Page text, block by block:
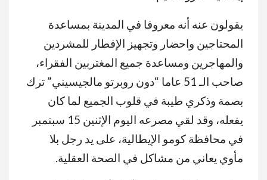
يقولون عنه أنه معروفا في المدينة بمساعدة
المحتاجين واحضار وتجهيز الإفطار للمشردين
والمهاجرين ومساعدة جميع المغتربين الفقراء،
صاحب الـ 51 عاما “دون روبرتو مالجيسيني” ترك
بصمة وذكري طيبة في قلوب الجميع لما كان
يفعله، وقد لقي مصرعه اليوم الإثنين 15 سبتمبر
في محافظة كومو الإيطالية، على يد رجل بلا
مأوي يعاني من مشاكل في الصحة العقلية.